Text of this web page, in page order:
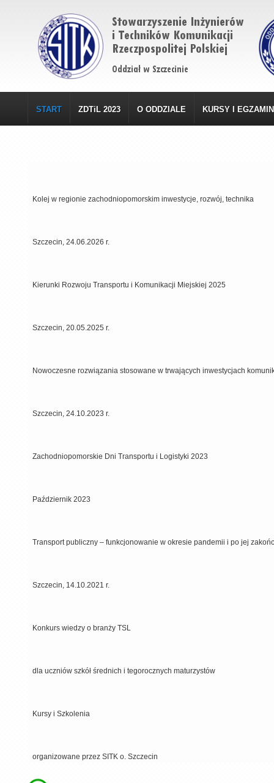
START ZDTiL 2023 O ODDZIALE KURSY I
Kolej w regionie zachodniopomorskim inwestycje, rozwój, technika
Szczecin, 24.06.2026 r.
Kierunki Rozwoju Transportu i Komunikacji Miejskiej 2025
Szczecin, 20.05.2025 r.
Nowoczesne rozwiązania stosowane w trwających inwestycjach
Szczecin, 24.10.2023 r.
Zachodniopomorskie Dni Transportu i Logistyki 2023
Październik 2023
Transport publiczny – funkcjonowanie w okresie pandemii i po jej
Szczecin, 14.10.2021 r.
Konkurs wiedzy o branży TSL
dla uczniów szkół średnich i tegorocznych maturzystów
Kursy i Szkolenia
organizowane przez SITK o. Szczecin